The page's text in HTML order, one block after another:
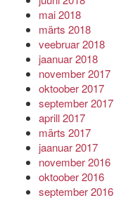
mai 2018
märts 2018
veebruar 2018
jaanuar 2018
november 2017
oktoober 2017
september 2017
aprill 2017
märts 2017
jaanuar 2017
november 2016
oktoober 2016
september 2016